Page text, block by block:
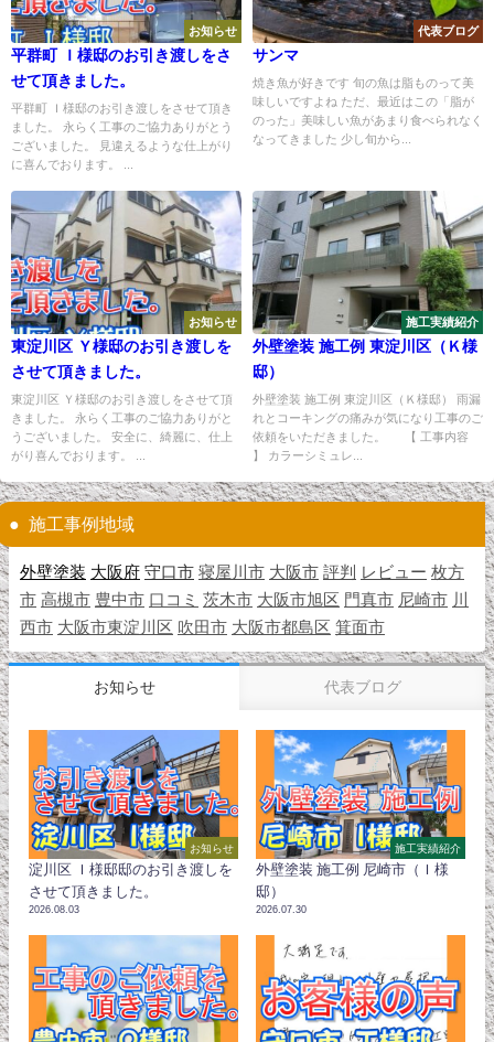
お知らせ
平群町 Ｉ様邸のお引き渡しをさ
せて頂きました。
平群町 Ｉ様邸のお引き渡しをさせて頂き
ました。 永らく工事のご協力ありがとう
ございました。 見違えるような仕上がり
に喜んでおります。 ...
代表ブログ
サンマ
焼き魚が好きです 旬の魚は脂ものって美
味しいですよね ただ、最近はこの「脂が
のった」美味しい魚があまり食べられなく
なってきました 少し旬から...
お知らせ
東淀川区 Ｙ様邸のお引き渡しを
させて頂きました。
東淀川区 Ｙ様邸のお引き渡しをさせて頂
きました。 永らく工事のご協力ありがと
うございました。 安全に、綺麗に、仕上
がり喜んでおります。 ...
施工実績紹介
外壁塗装 施工例 東淀川区（Ｋ様
邸）
外壁塗装 施工例 東淀川区（Ｋ様邸） 雨漏
れとコーキングの痛みが気になり工事のご
依頼をいただきました。 【 工事内容
】 カラーシミュレ...
施工事例地域
外壁塗装 大阪府 守口市 寝屋川市 大阪市 評判 レビュー 枚方
市 高槻市 豊中市 口コミ 茨木市 大阪市旭区 門真市 尼崎市
川
西市 大阪市東淀川区 吹田市 大阪市都島区 箕面市
お知らせ 代表ブログ
お知らせ
淀川区 Ｉ様邸邸のお引き渡しを
させて頂きました。
2026.08.03
施工実績紹介
外壁塗装 施工例 尼崎市（Ｉ様
邸）
2026.07.30